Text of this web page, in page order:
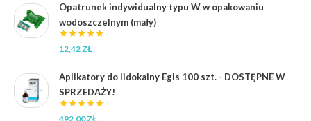
Opatrunek indywidualny typu W w opakowaniu
wodoszczelnym (mały)
12,42 ZŁ
Aplikatory do lidokainy Egis 100 szt. - DOSTĘPNE W
SPRZEDAŻY!
492,00ZŁ